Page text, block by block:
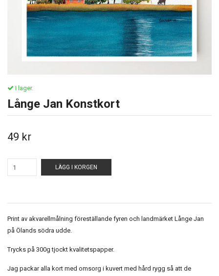
I lager.
Långe Jan Konstkort
49 kr
LÄGG I KORGEN
Print av akvarellmålning föreställande fyren och landmärket Långe Jan
på Ölands södra udde.
Trycks på 300g tjockt kvalitetspapper.
Jag packar alla kort med omsorg i kuvert med hård rygg så att de